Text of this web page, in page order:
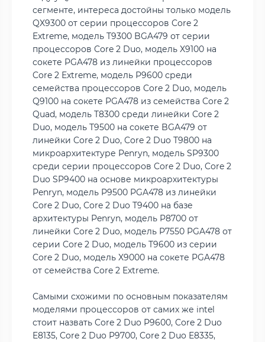
сегменте, интереса достойны только модель
QX9300 от серии процессоров Core 2
Extreme, модель T9300 BGA479 от серии
процессоров Core 2 Duo, модель X9100 на
сокете PGA478 из линейки процессоров
Core 2 Extreme, модель P9600 среди
семейства процессоров Core 2 Duo, модель
Q9100 на сокете PGA478 из семейства Core 2
Quad, модель T8300 среди линейки Core 2
Duo, модель T9500 на сокете BGA479 от
линейки Core 2 Duo, Core 2 Duo T9800 на
микроархитектуре Penryn, модель SP9300
среди серии процессоров Core 2 Duo, Core 2
Duo SP9400 на основе микроархитектуры
Penryn, модель P9500 PGA478 из линейки
Core 2 Duo, Core 2 Duo T9400 на базе
архитектуры Penryn, модель P8700 от
линейки Core 2 Duo, модель P7550 PGA478 от
серии Core 2 Duo, модель T9600 из серии
Core 2 Duo, модель X9000 на сокете PGA478
от семейства Core 2 Extreme.
Самыми схожими по основным показателям
моделями процессоров от самих же intel
стоит назвать Core 2 Duo P9600, Core 2 Duo
E8135, Core 2 Duo P9700, Core 2 Duo E8335,